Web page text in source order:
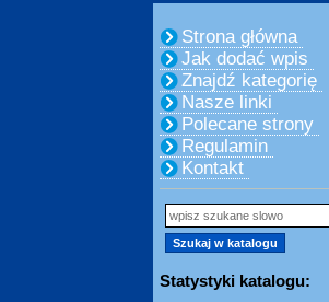
Strona główna
Jak dodać wpis
Znajdź kategorię
Nasze linki
Polecane strony
Regulamin
Kontakt
Statystyki katalogu: